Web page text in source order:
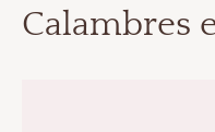
Calambres